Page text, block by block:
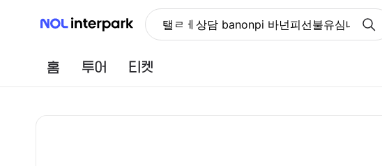
NOL 인터파크 탤ㄹㅔ상담 banonpi 바넌피선불유심내구
홈 투어